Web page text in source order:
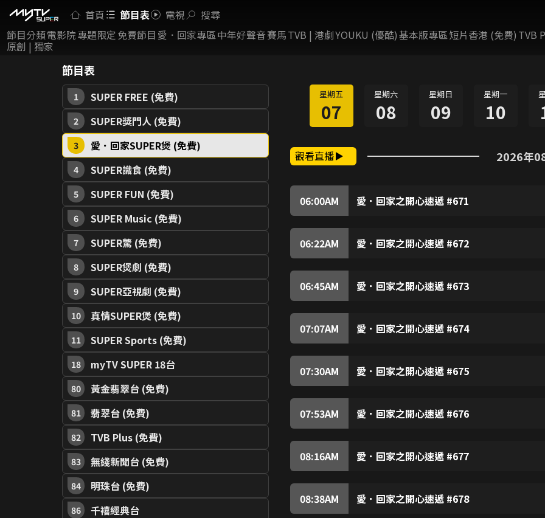
首頁 節目表 電視 搜尋
節目分類電影院專題限定 免費節目 愛．回家專區中年好聲音賽馬TVB | 港劇YOUKU (優酷)基本版專區短片香港 (免費) TVB
原創 | 獨家
節目表
1 SUPER FREE (免費)
2 SUPER獎門人 (免費)
3 愛．回家SUPER煲 (免費)
4 SUPER識食 (免費)
5 SUPER FUN (免費)
6 SUPER Music (免費)
7 SUPER驚 (免費)
8 SUPER煲劇 (免費)
9 SUPER亞視劇 (免費)
10 真情SUPER煲 (免費)
11 SUPER Sports (免費)
18 myTV SUPER 18台
80 黃金翡翠台 (免費)
81 翡翠台 (免費)
82 TVB Plus (免費)
83 無綫新聞台 (免費)
84 明珠台 (免費)
86 千禧經典台
星期五
07
星期六
08
星期日
09
星期一
10
觀看直播 2026年
06:00AM 愛．回家之開心速遞 #671
滿。敢威要龔燁與曹總洽談生意，若水見龔燁苦
樹根懷疑若水遭龔燁利用，擔心她會被龔燁所害
06:22AM 愛．回家之開心速遞 #672
裸露戲份，怕令父親丟臉。尚善得悉後決定易角
道，朱展得悉後大怒，誓要阻止凌凌演出《曹總
06:45AM 愛．回家之開心速遞 #673
馬榮及後安排清參演劇中護士一角，又藉詞要教
榮原來藉教戲欺騙粉絲與他發生關係，擔心清亦
07:07AM 愛．回家之開心速遞 #674
遏止打嗝再去面試，怎料……凌凌求曹總讓城安在
而不斷闖禍。城安無法正常工作，變得自暴自棄
07:30AM 愛．回家之開心速遞 #675
城安而獲得靈感，決定利用科學知識進行表演。
麗的妒忌，暗中進行破壞，害得心如的表演發生
07:53AM 愛．回家之開心速遞 #676
被隨後而至的曹總看到，他靈機一動，決意開拍
準備為新劇擔任武術指導，怎料……樹根憶起師父
08:16AM 愛．回家之開心速遞 #677
蓮那箱麒麟果後大怒，拒為好爸bar供貨。力蓮
帳，城安認出碧雲後不禁心驚……碧雲向力蓮報復
08:38AM 愛．回家之開心速遞 #678